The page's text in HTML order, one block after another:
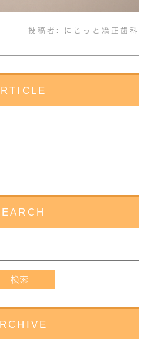
投稿者: にこっと矯正歯科